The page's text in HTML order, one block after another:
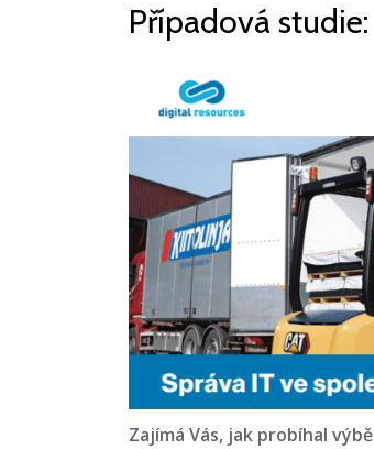
Případová
Zajímá Vás, jak probíhal